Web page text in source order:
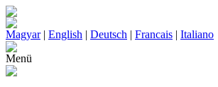
Magyar| English | Deutsch | Francais | Italiano
Menü